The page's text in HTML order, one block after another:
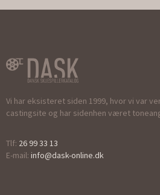
Vi har eksisteret siden 1999, hvor vi var
castingsite og har sidenhen været
Tlf: 26 99 33 13
E-mail: info@dask-online.dk